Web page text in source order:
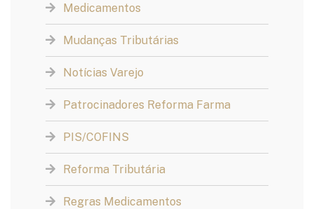
Medicamentos
Mudanças Tributárias
Notícias Varejo
Patrocinadores Reforma Farma
PIS/COFINS
Reforma Tributária
Regras Medicamentos